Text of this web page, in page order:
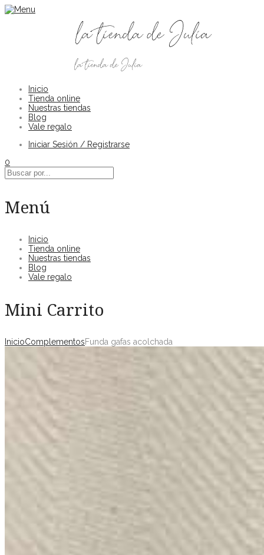
Inicio
Tienda online
Nuestras tiendas
Blog
Vale regalo
Iniciar Sesión / Registrarse
0
Menú
Inicio
Tienda online
Nuestras tiendas
Blog
Vale regalo
Mini Carrito
InicioComplementosFunda gafas acolchada